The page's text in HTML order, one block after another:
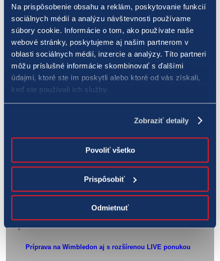
Na prispôsobenie obsahu a reklám, poskytovanie funkcií
sociálnych médií a analýzu návštevnosti používame
súbory cookie. Informácie o tom, ako používate naše
webové stránky, poskytujeme aj našim partnerom v
oblasti sociálnych médií, inzercie a analýzy. Títo partneri
môžu príslušné informácie skombinovať s ďalšími
údajmi, ktoré ste im poskytli alebo ktoré od vás získali,
keď ste používali ich služby.
Zobraziť detaily
Povoliť všetko
Prispôsobiť
Odmietnuť
Slafkovský je líder Montrealu. Potiahne aj Slovensko k
obhajobe bronzu?
Najväčšia slovenská hokejová hviezda, Juraj Slafkovský, má v
posledných týždňoch skvelú formu. Jednotka draftu z roku 2022
sa po pomalšom štarte do sezóny rozbehla a ak sa nestane nič
dramatické, jasne prekoná svoj doterajší bodový zápis.
Adventný kalendár vás pošle do…Vegas! Vianoce s TIPOS-
v TIPOS kasíne. Náš Adventný kalendár štartuje už 28. novembra
a vyvrcholí 7. januára, pričom každý deň sa môžete tešiť na
8. decembra 2025
Príprava na Wimbledon aj s rozšírenou LIVE ponukou